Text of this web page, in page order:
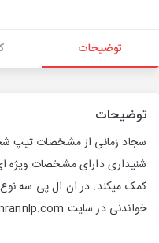
توضیحات
توضیحات
سجاد زمانی از مشخصات تیپ
شنیداری دارای مشخصات ویژه
کمک میکند. در ان ال پی سه نوع
خواندنی در سایت www.tehrannlp.com